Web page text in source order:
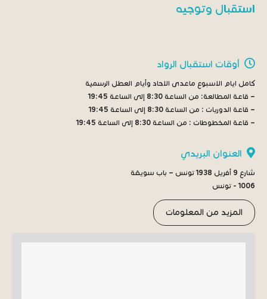
استقبال وتوجيه
أوقات استقبال الرواد
كامل ايام الاسبوع ماعدى الاحاد وأيام العطل الرسمية
– قاعة المطالعة: من الساعة 8:30 إلى الساعة 19:45
– قاعة الدوريات : من الساعة 8:30 إلى الساعة 19:45
– قاعة المخطوطات : من الساعة 8:30 إلى الساعة 19:45
العنوان البريدي
شارع 9 أفريل 1938 تونس – باب سويقة
1006 - تونس
المزيد من المعلومات